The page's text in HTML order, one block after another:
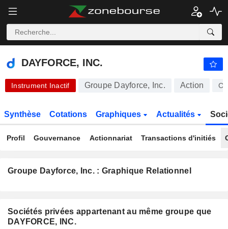
DAYFORCE, INC.
DAYFORCE, INC.
Instrument Inactif Groupe Dayforce, Inc. Action
Synthèse Cotations Graphiques Actualités
Profil Gouvernance Actionnariat Transactions d'initiés
Groupe Dayforce, Inc. : Graphique Relationnel
Sociétés privées appartenant au même groupe que
DAYFORCE, INC.